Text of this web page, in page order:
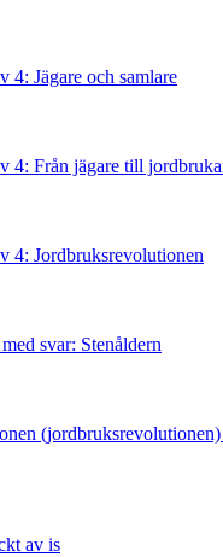
4: Jägare och samlare
4: Från jägare till
4: Jordbruksrevolutionen
svar: Stenåldern
(jordbruksrevolutionen)
av is